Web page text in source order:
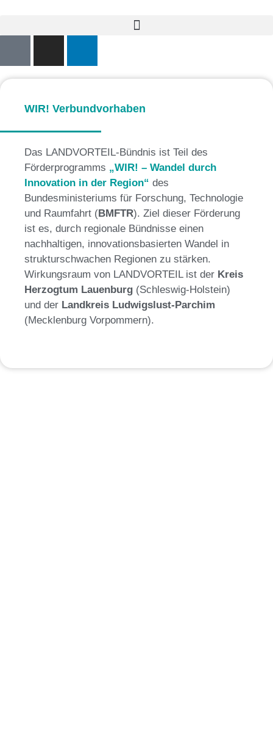
WIR! Verbundvorhaben
Das LANDVORTEIL-Bündnis ist Teil des
Förderprogramms „WIR! – Wandel durch
Innovation in der Region“ des
Bundesministeriums für Forschung, Technologie
und Raumfahrt (BMFTR). Ziel dieser Förderung
ist es, durch regionale Bündnisse einen
nachhaltigen, innovationsbasierten Wandel in
strukturschwachen Regionen zu stärken.
Wirkungsraum von LANDVORTEIL ist der Kreis
Herzogtum Lauenburg (Schleswig-Holstein)
und der Landkreis Ludwigslust-Parchim
(Mecklenburg Vorpommern).